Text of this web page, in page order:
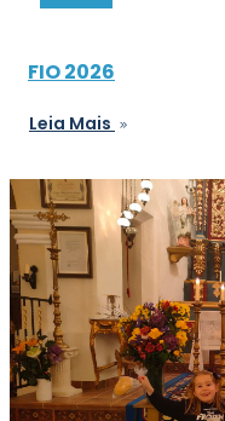
FIO 2026
Leia Mais